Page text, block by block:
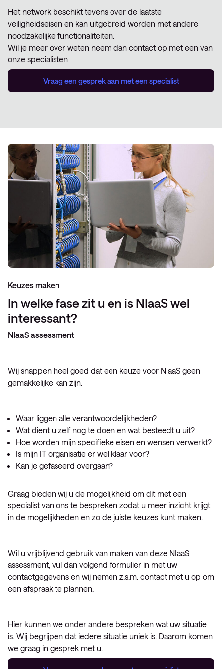
Het network beschikt tevens over de laatste
veiligheidseisen en kan uitgebreid worden met andere
noodzakelijke functionaliteiten.
Wil je meer over weten neem dan contact op met een van
onze specialisten
Vraag een gesprek aan met een specialist
Keuzes maken
In welke fase zit u en is NIaaS wel
interessant?
NIaaS assessment
Wij snappen heel goed dat een keuze voor NIaaS geen
gemakkelijke kan zijn.
Waar liggen alle verantwoordelijkheden?
Wat dient u zelf nog te doen en wat besteedt u uit?
Hoe worden mijn specifieke eisen en wensen verwerkt?
Is mijn IT organisatie er wel klaar voor?
Kan je gefaseerd overgaan?
Graag bieden wij u de mogelijkheid om dit met een
specialist van ons te bespreken zodat u meer inzicht krijgt
in de mogelijkheden en zo de juiste keuzes kunt maken.
Wil u vrijblijvend gebruik van maken van deze NIaaS
assessment, vul dan volgend formulier in met uw
contactgegevens en wij nemen z.s.m. contact met u op om
een afspraak te plannen.
Hier kunnen we onder andere bespreken wat uw situatie
is. Wij begrijpen dat iedere situatie uniek is. Daarom komen
we graag in gesprek met u.